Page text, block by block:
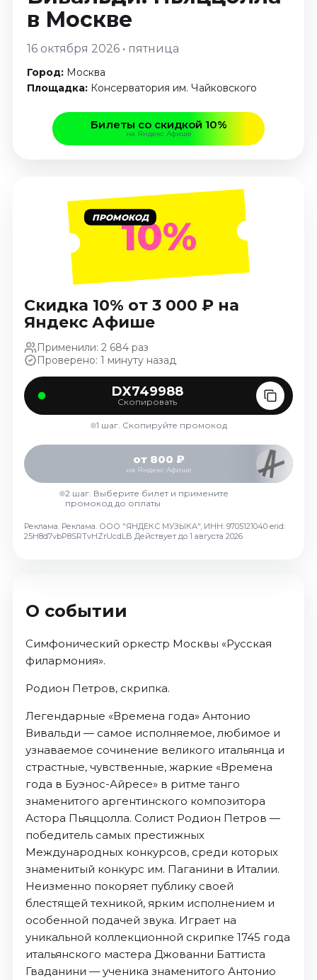
Январь 2027
Август 2026
Сентябрь 2026
Октябрь 2026
Ноябрь 2026
Декабрь 2026
Сентябрь 2026
Октябрь 2026
Декабрь 2026
Январь 2027
Экскурсии
Сентябрь 2026
Октябрь 2026
Спорт
Август 2026
Сентябрь 2026
Октябрь 2026
События
Август 2026
Сентябрь 2026
Октябрь 2026
Ноябрь 2026
Декабрь 2026
Площадки
в Москве
16 октября 2026 • пятница
Город: Москва
Площадка: Консерватория им. Чайковского
Билеты со скидкой 10%
на Яндекс Афише
ПРОМОКОД10%
Скидка 10% от 3 000 ₽ на
Яндекс Афише
Применили: 2 684 раз
Проверено: 1 минуту назад
DX749988
Скопировать
1 шаг. Скопируйте промокод
от 800 ₽
на Яндекс Афише
2 шаг. Выберите билет и примените
промокод до оплаты
Реклама. Реклама. ООО "ЯНДЕКС МУЗЫКА", ИНН: 9705121040 erid:
25H8d7vbP8SRTvHZrUcdLB Действует до 1 августа 2026
О событии
Симфонический оркестр Москвы «Русская
филармония».
Родион Петров, скрипка.
Легендарные «Времена года» Антонио
Вивальди — самое исполняемое, любимое и
узнаваемое сочинение великого итальянца и
страстные, чувственные, жаркие «Времена
года в Буэнос-Айресе» в ритме танго
знаменитого аргентинского композитора
Астора Пьяццолла. Солист Родион Петров —
победитель самых престижных
Международных конкурсов, среди которых
знаменитый конкурс им. Паганини в Италии.
Неизменно покоряет публику своей
блестящей техникой, ярким исполнением и
особенной подачей звука. Играет на
уникальной коллекционной скрипке 1745 года
итальянского мастера Джованни Баттиста
Гваданини — ученика знаменитого Антонио